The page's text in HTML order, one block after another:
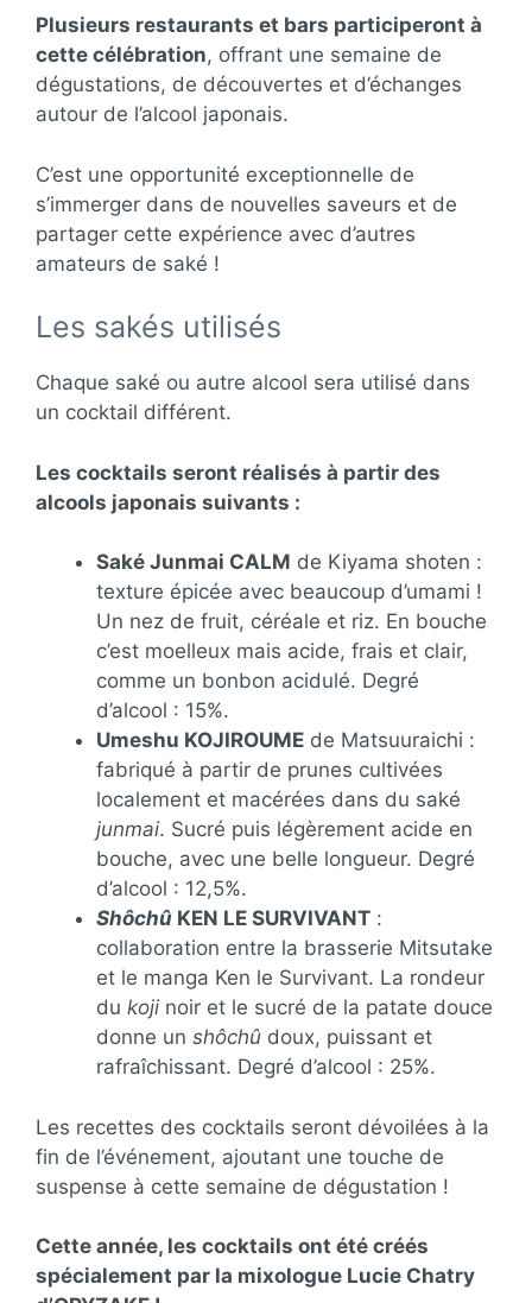
Plusieurs restaurants et bars participeront à
cette célébration, offrant une semaine de
dégustations, de découvertes et d’échanges
autour de l’alcool japonais.
C’est une opportunité exceptionnelle de
s’immerger dans de nouvelles saveurs et de
partager cette expérience avec d’autres
amateurs de saké !
Les sakés utilisés
Chaque saké ou autre alcool sera utilisé dans
un cocktail différent.
Les cocktails seront réalisés à partir des
alcools japonais suivants :
Saké Junmai CALM de Kiyama shoten :
texture épicée avec beaucoup d’umami !
Un nez de fruit, céréale et riz. En bouche
c’est moelleux mais acide, frais et clair,
comme un bonbon acidulé. Degré
d’alcool : 15%.
Umeshu KOJIROUME de Matsuuraichi :
fabriqué à partir de prunes cultivées
localement et macérées dans du saké
junmai. Sucré puis légèrement acide en
bouche, avec une belle longueur. Degré
d’alcool : 12,5%.
Shôchû KEN LE SURVIVANT :
collaboration entre la brasserie Mitsutake
et le manga Ken le Survivant. La rondeur
du koji noir et le sucré de la patate douce
donne un shôchû doux, puissant et
rafraîchissant. Degré d’alcool : 25%.
Les recettes des cocktails seront dévoilées à la
fin de l’événement, ajoutant une touche de
suspense à cette semaine de dégustation !
Cette année, les cocktails ont été créés
spécialement par la mixologue Lucie Chatry